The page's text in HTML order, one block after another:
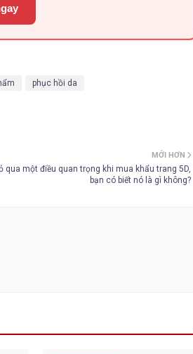
phục hồi da
MỚI HƠN
qua một điều quan trọng khi mua khẩu trang 5D,
bạn có biết nó là gì không?